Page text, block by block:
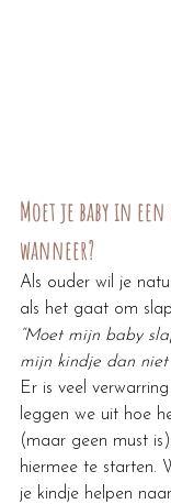
Moet je baby in
wanneer?
Als ouder wil je
als het gaat om
“Moet mijn baby
mijn kindje dan niet
Er is veel
leggen we uit hoe
(maar geen must
hiermee te starten.
je kindje helpen